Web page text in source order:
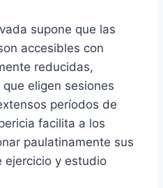
supone que las
accesibles con
reducidas,
eligen sesiones
períodos de
facilita a los
paulatinamente sus
ejercicio y estudio